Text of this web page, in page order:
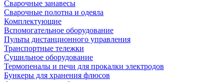
Сварочные занавесы
Сварочные полотна и одеяла
Комплектующие
Вспомогательное оборудование
Пульты дистанционного управления
Транспортные тележки
Сушильное оборудование
Термопеналы и печи для прокалки электродов
Бункеры для хранения флюсов